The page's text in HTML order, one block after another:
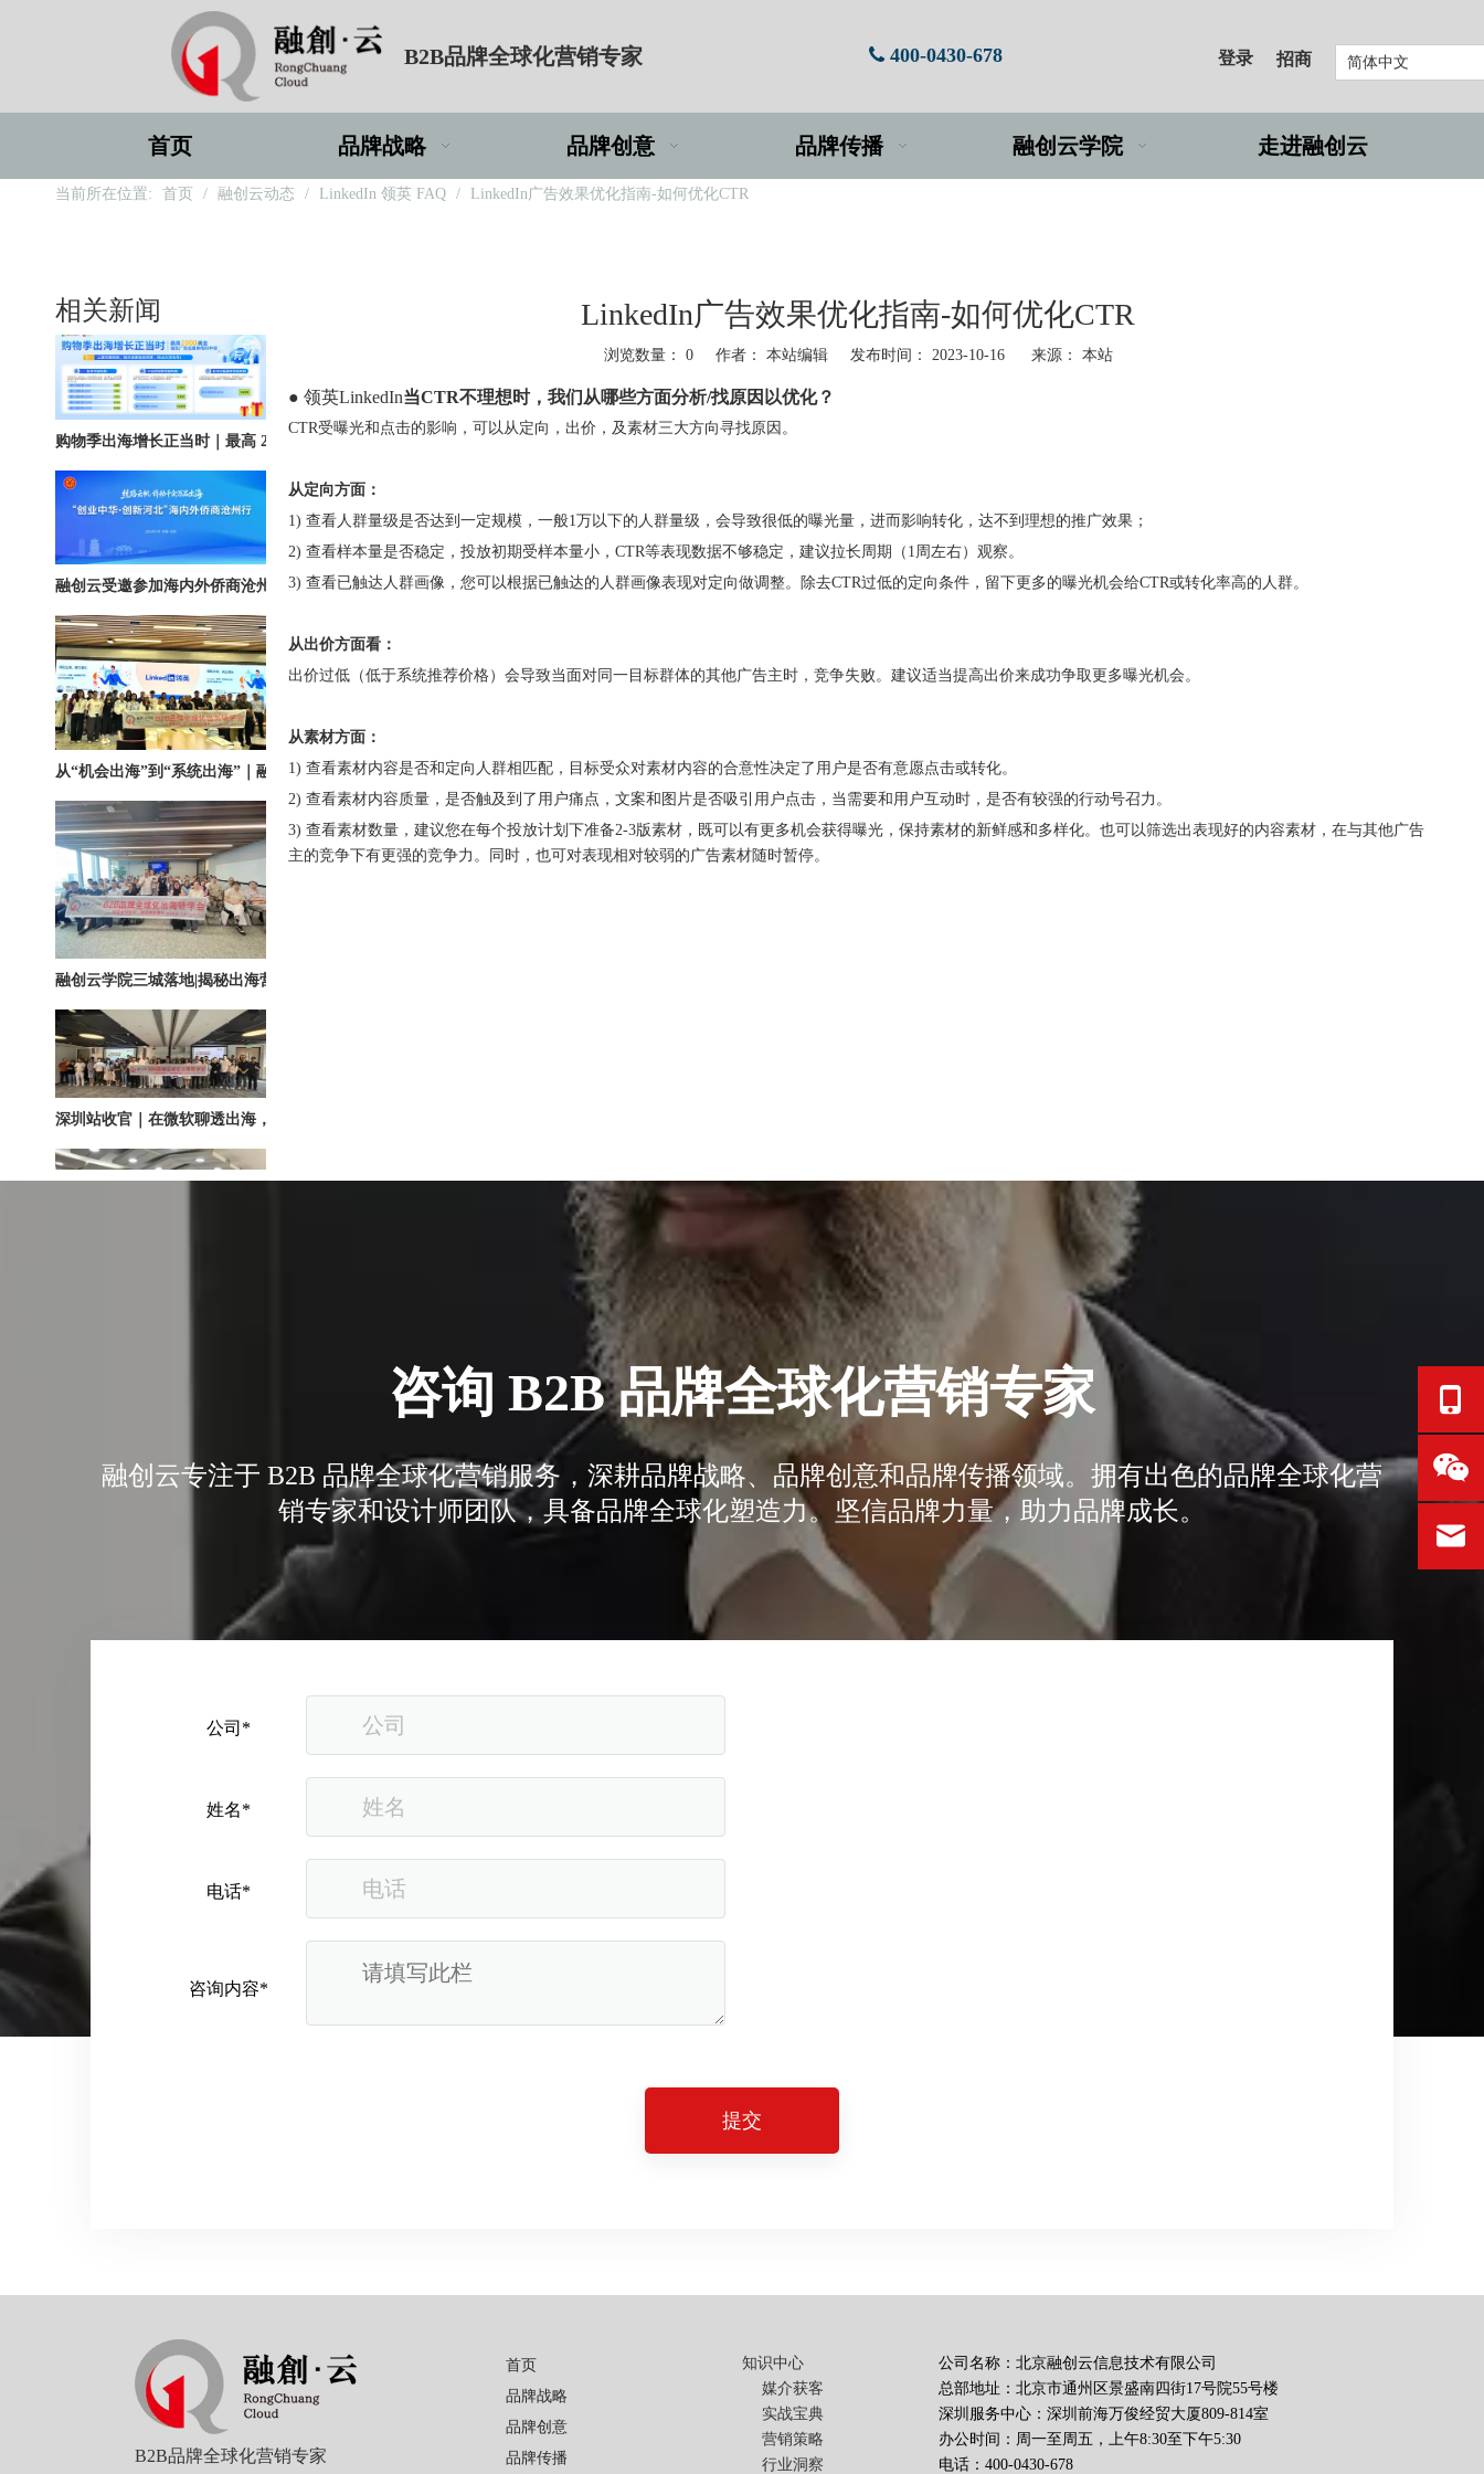
B2B品牌全球化营销专家  400-0430-678 登录 招商 简体中文
首页 品牌战略 品牌创意 品牌传播 融创云学院 走进融创云
当前所在位置: 首页 / 融创云动态 / LinkedIn 领英 FAQ / LinkedIn广告效果优化指南-如何优化CTR
相关新闻
北京站收官｜在LinkedIn总部聊透出海，下一站深圳微软，更多精彩在路上
购物季出海增长正当时｜最高 2000 美金微软广告优惠券限时申领
北京站收官｜在LinkedIn总部聊透出海，下一站深圳微软，更多精彩在路上
LinkedIn广告效果优化指南-如何优化CTR
浏览数量： 0作者： 本站编辑 发布时间： 2023-10-16 来源： 本站
["wechat"]
● 领英LinkedIn当CTR不理想时，我们从哪些方面分析/找原因以优化？
CTR受曝光和点击的影响，可以从定向，出价，及素材三大方向寻找原因。
从定向方面：
1) 查看人群量级是否达到一定规模，一般1万以下的人群量级，会导致很低的曝光量，进而影响转化，达不到理想的推广效果；
2) 查看样本量是否稳定，投放初期受样本量小，CTR等表现数据不够稳定，建议拉长周期（1周左右）观察。
3) 查看已触达人群画像，您可以根据已触达的人群画像表现对定向做调整。除去CTR过低的定向条件，留下更多的曝光机会给CTR或转化率高的人群。
从出价方面看：
出价过低（低于系统推荐价格）会导致当面对同一目标群体的其他广告主时，竞争失败。建议适当提高出价来成功争取更多曝光机会。
从素材方面：
1) 查看素材内容是否和定向人群相匹配，目标受众对素材内容的合意性决定了用户是否有意愿点击或转化。
2) 查看素材内容质量，是否触及到了用户痛点，文案和图片是否吸引用户点击，当需要和用户互动时，是否有较强的行动号召力。
3) 查看素材数量，建议您在每个投放计划下准备2-3版素材，既可以有更多机会获得曝光，保持素材的新鲜感和多样化。也可以筛选出表现好的内容素材，在与其他广告
主的竞争下有更强的竞争力。同时，也可对表现相对较弱的广告素材随时暂停。
咨询 B2B 品牌全球化营销专家
融创云专注于 B2B 品牌全球化营销服务，深耕品牌战略、品牌创意和品牌传播领域。拥有出色的品牌全球化营
销专家和设计师团队，具备品牌全球化塑造力。坚信品牌力量，助力品牌成长。
公司*
姓名*
电话*
咨询内容*
提交
B2B品牌全球化营销专家
首页
品牌战略
品牌创意
品牌传播
知识中心
媒介获客
实战宝典
营销策略
行业洞察
公司名称：北京融创云信息技术有限公司
总部地址：北京市通州区景盛南四街17号院55号楼
深圳服务中心：深圳前海万俊经贸大厦809-814室
办公时间：周一至周五，上午8:30至下午5:30
电话：400-0430-678